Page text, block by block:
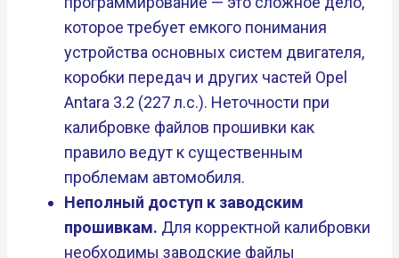
которое требует емкого понимания
устройства основных систем двигателя,
коробки передач и других частей Opel
Antara 3.2 (227 л.с.). Неточности при
калибровке файлов прошивки как
правило ведут к существенным
проблемам автомобиля.
Неполный доступ к заводским
прошивкам. Для корректной калибровки
необходимы заводские файлы